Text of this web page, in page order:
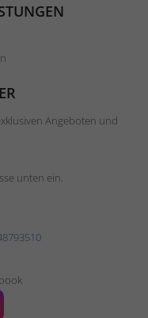
Angeboten und
unten ein.